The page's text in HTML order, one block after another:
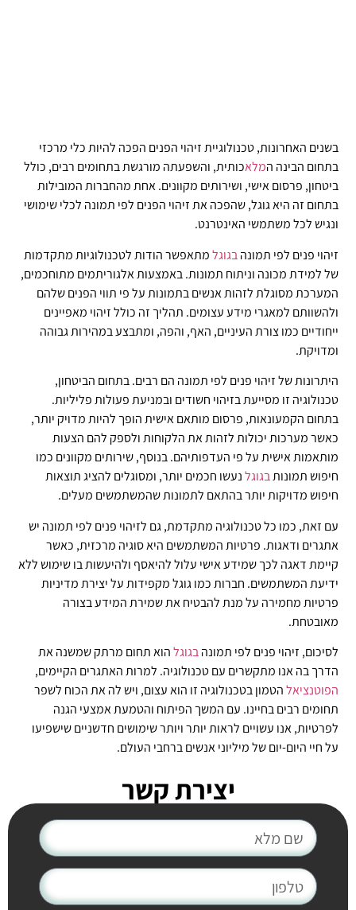
בשנים האחרונות, טכנולוגיית זיהוי הפנים הפכה להיות כלי מרכזי
בתחום הבינה המלאכותית, והשפעתה מורגשת בתחומים רבים, כולל
ביטחון, פרסום אישי, ושירותים מקוונים. אחת מהחברות המובילות
בתחום זה היא גוגל, שהפכה את זיהוי הפנים לפי תמונה לכלי שימושי
ונגיש לכל משתמשי האינטרנט.
זיהוי פנים לפי תמונהבגוגלמתאפשר הודות לטכנולוגיות מתקדמות
של למידת מכונה וניתוח תמונות. באמצעות אלגוריתמים מתוחכמים,
המערכת מסוגלת לזהות אנשים בתמונות על פי תווי הפנים שלהם
ולהשוותם למאגרי מידע עצומים. תהליך זה כולל זיהוי מאפיינים
ייחודיים כמו צורת העיניים, האף, והפה, ומתבצע במהירות גבוהה
ומדויקת.
היתרונות של זיהוי פנים לפי תמונה הם רבים. בתחום הביטחון,
טכנולוגיה זו מסייעת בזיהוי חשודים ובמניעת פעולות פליליות.
בתחום הקמעונאות, פרסום מותאם אישית הופך להיות מדויק יותר,
כאשר מערכות יכולות לזהות את הלקוחות ולספק להם הצעות
מותאמות אישית על פי העדפותיהם. בנוסף, שירותים מקוונים כמו
חיפוש תמונותבגוגלנעשו חכמים יותר, ומסוגלים להציג תוצאות
חיפוש מדויקות יותר בהתאם לתמונות שהמשתמשים מעלים.
עם זאת, כמו כל טכנולוגיה מתקדמת, גם לזיהוי פנים לפי תמונה יש
אתגרים ודאגות. פרטיות המשתמשים היא סוגיה מרכזית, כאשר
קיימת דאגה לכך שמידע אישי עלול להיאסף ולהיעשות בו שימוש ללא
ידיעת המשתמשים. חברות כמו גוגל מקפידות על יצירת מדיניות
פרטיות מחמירה על מנת להבטיח את שמירת המידע בצורה
מאובטחת.
לסיכום, זיהוי פנים לפי תמונהבגוגלהוא תחום מרתק שמשנה את
הדרך בה אנו מתקשרים עם טכנולוגיה. למרות האתגרים הקיימים,
הפוטנציאלהטמון בטכנולוגיה זו הוא עצום, ויש לה את הכוח לשפר
תחומים רבים בחיינו. עם המשך הפיתוח והטמעת אמצעי הגנה
לפרטיות, אנו עשויים לראות יותר ויותר שימושים חדשניים שישפיעו
על חיי היום-יום של מיליוני אנשים ברחבי העולם.
יצירת קשר